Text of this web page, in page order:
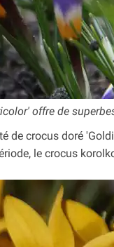
offre de
de crocus doré
le crocus